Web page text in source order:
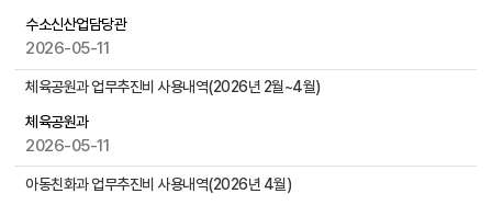
색소
게
물
록
수소신산업담당관
2026-05-11
체육공원과 업무추진비 사용내역(2026년 2월~4월)
체육공원과
2026-05-11
아동친화과 업무추진비 사용내역(2026년 4월)